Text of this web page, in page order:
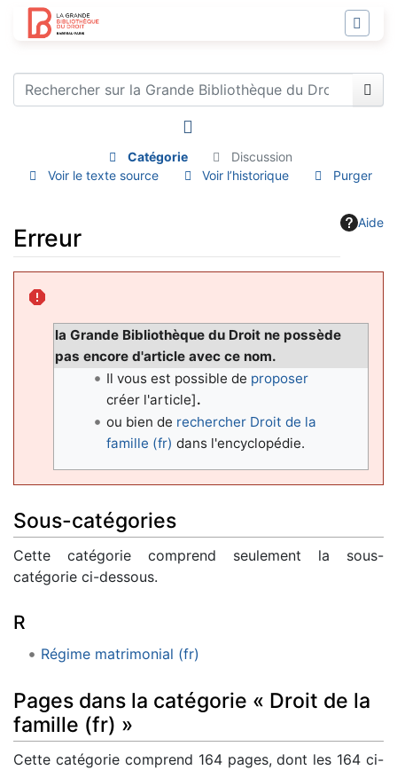
Catégorie
Discussion
Voir le texte source
Voir l’historique Purger
Aide
Erreur
la Grande Bibliothèque du Droit ne possède
pas encore d'article avec ce nom.
Il vous est possible de proposer
créer l'article].
ou bien de rechercher Droit de la
famille (fr) dans l'encyclopédie.
Sous-catégories
Cette catégorie comprend seulement la sous-
catégorie ci-dessous.
R
Régime matrimonial (fr)
Pages dans la catégorie « Droit de la
famille (fr) »
Cette catégorie comprend 164 pages, dont les 164 ci-